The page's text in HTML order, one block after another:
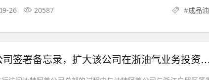
26 20587 #成品油
签署备忘录，扩大该公司在浙油气业务投资份额